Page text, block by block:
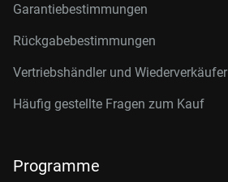
Garantiebestimmungen
Rückgabebestimmungen
Vertriebshändler und Wiederverkäufer
Häufig gestellte Fragen zum Kauf
Programme